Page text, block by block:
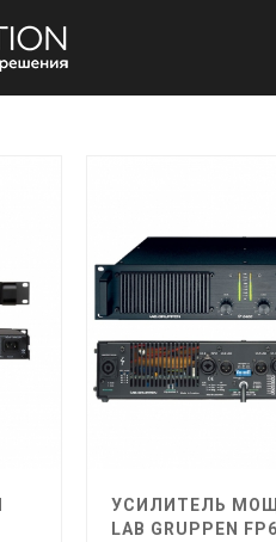
УСИЛИТЕЛЬ
LAB GRUPPEN